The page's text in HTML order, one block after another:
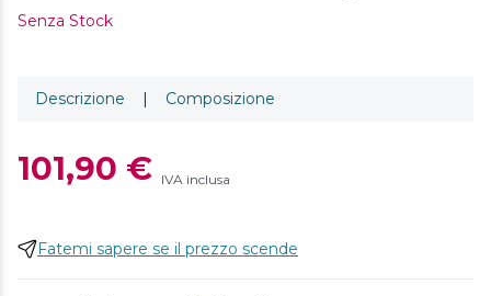
Senza Stock
Descrizione | Composizione
101,90 € IVA inclusa
Fatemi sapere se il prezzo scende